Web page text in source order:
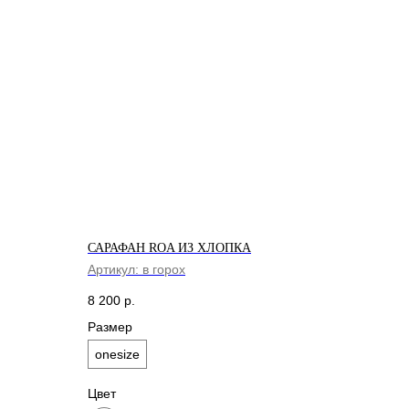
САРАФАН ROA ИЗ ХЛОПКА
Артикул: в горох
8 200 р.
Размер
onesize
Цвет